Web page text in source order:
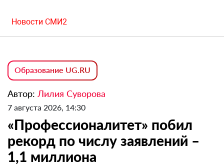
Новости СМИ2
Образование UG.RU
Автор: Лилия Суворова
7 августа 2026, 14:30
«Профессионалитет» побил
рекорд по числу заявлений –
1,1 миллиона